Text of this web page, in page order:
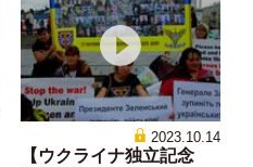
2023.10.14
【ウクライナ独立記念